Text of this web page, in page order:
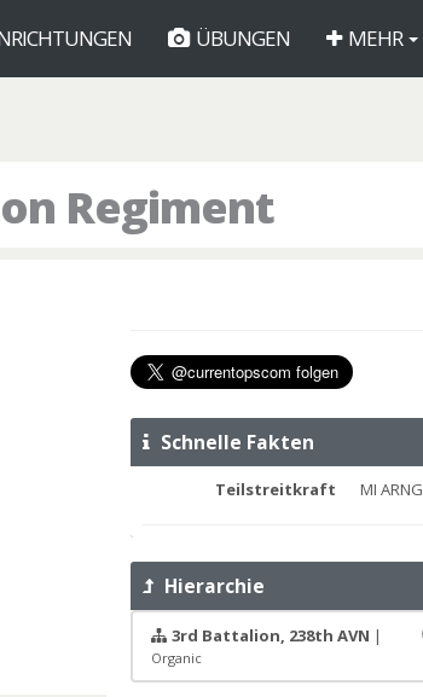
ÜBUNGEN MEHR
Regiment
Schnelle Fakten
Teilstreitkraft MI ARNG
Hierarchie
3rd Battalion, 238th AVN |
Organic